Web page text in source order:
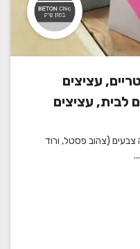
עציצים
לבית, עציצים
מתנה,
צבעים (צהוב פסטל, ורוד